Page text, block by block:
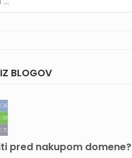
BLOGOV
pred nakupom domene?